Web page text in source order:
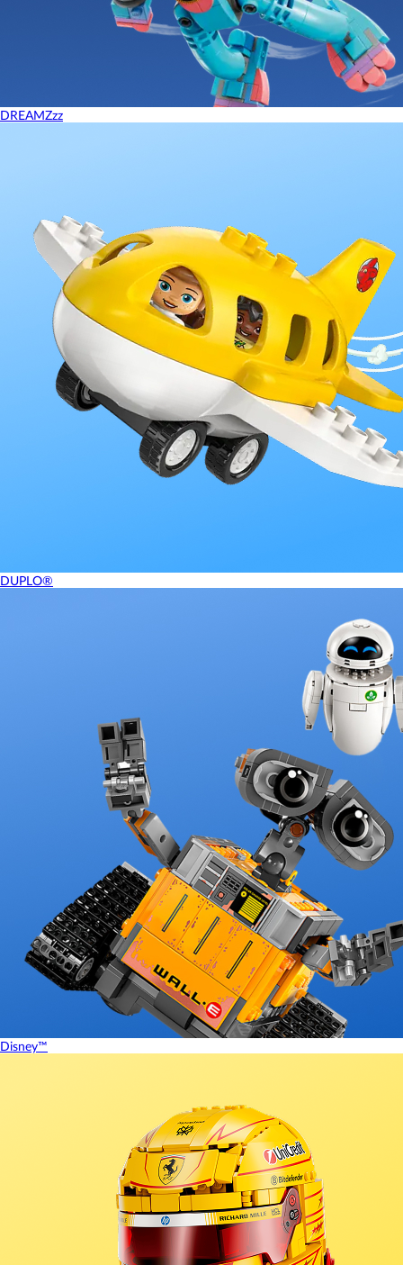
DREAMZzz
DUPLO®
Disney™